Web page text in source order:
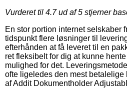
Vurderet til 4.7ud af 5 stjerner
En stor portion internet selskaber
tidspunkt flere løsninger til
efterhånden at få leveret til en
ret fleksibelt for dig at kunne
mulighed for det.
ofte ligeledes den mest
af Addit Dokumentholder